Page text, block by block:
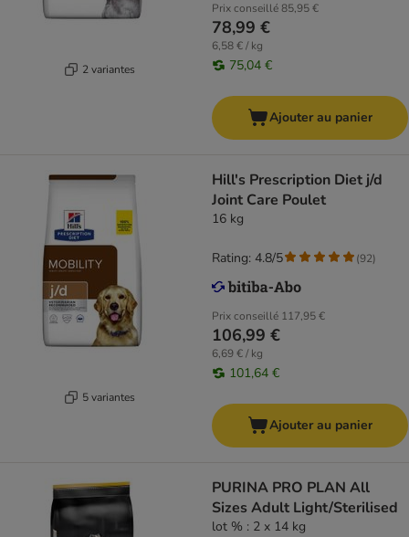
2 variantes
Prix conseillé85,95 €
78,99 €
6,58 € / kg
75,04 €
Ajouter au panier
5 variantes
Hill's Prescription Diet j/d
Joint Care Poulet
16 kg
Prix conseillé 117,95 €
106,99 €
6,69 € / kg
101,64 €
Rating: 4.8/5 (92)
Ajouter au panier
PURINA PRO PLAN All
Sizes Adult Light/Sterilised
lot % : 2 x 14 kg